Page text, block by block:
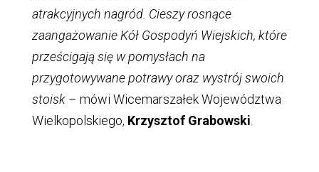
atrakcyjnych nagród. Cieszy rosnące
zaangażowanie Kół Gospodyń Wiejskich, które
prześcigają się w pomysłach na
przygotowywane potrawy oraz wystrój swoich
stoisk– mówi Wicemarszałek Województwa
Wielkopolskiego, Krzysztof Grabowski